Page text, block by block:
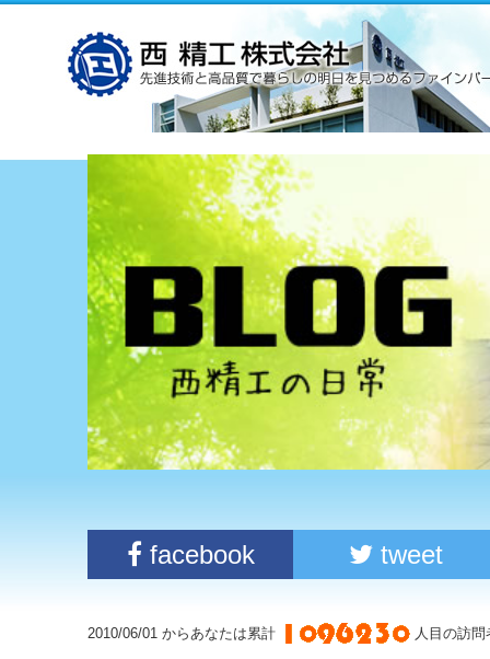
facebook tweet
2010/06/01 からあなたは累計 人目の訪